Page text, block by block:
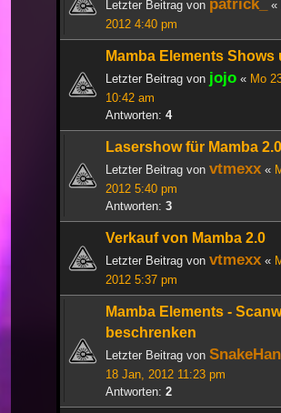
Letzter Beitrag von «
2012 4:40 pm
Mamba Elements Shows
Letzter Beitrag von jojo « Mo
10:42 am
Antworten: 4
Lasershow für Mamba 2.0
Letzter Beitrag von vtmexx «
2012 5:40 pm
Antworten: 3
Verkauf von Mamba 2.0
Letzter Beitrag von vtmexx «
2012 5:37 pm
Mamba Elements -
beschrenken
Letzter Beitrag von
18 Jan, 2012 11:23 pm
Antworten: 2